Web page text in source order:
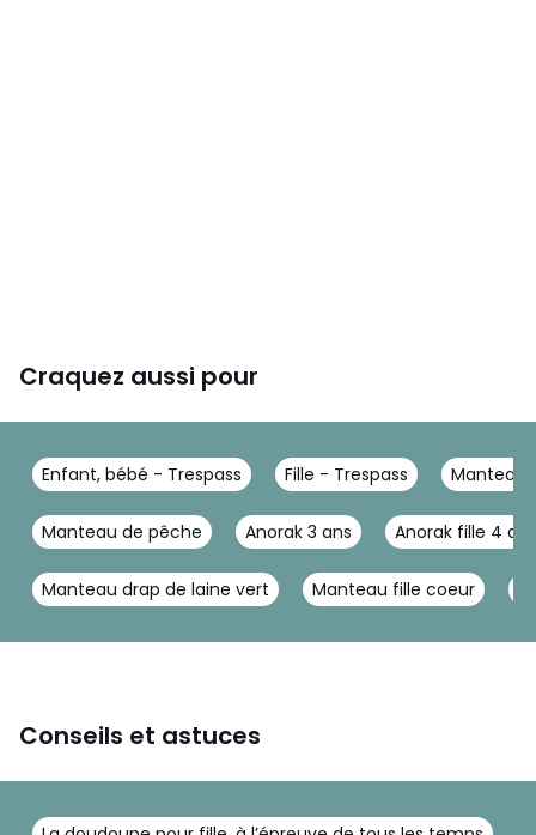
Craquez aussi pour
Enfant, bébé - Trespass Fille - Trespass Manteau,
Manteau de pêche Anorak 3 ans Anorak fille 4 ans
Manteau drap de laine vert Manteau fille coeur
Conseils et astuces